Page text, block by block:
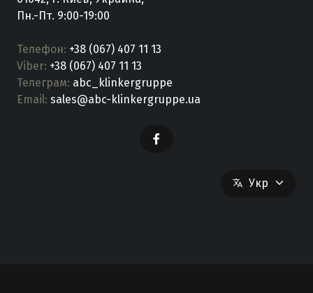
Пн.-Пт. 9:00-19:00
Телефон: +38 (067) 407 11 13
Viber: +38 (067) 407 11 13
Телеграм: abc_klinkergruppe
Email: sales@abc-klinkergruppe.ua
Укр